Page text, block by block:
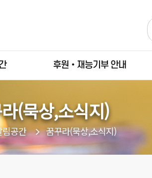
후원•재능기부 안내
(묵상,소식지)
공간 꿈꾸라(묵상,소식지)